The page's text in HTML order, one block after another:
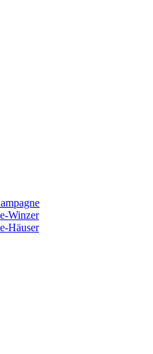
Winzer
Häuser